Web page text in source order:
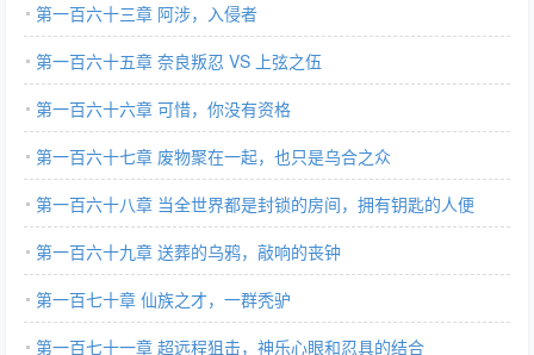
第一百六十三章 阿涉，入侵者
第一百六十五章 奈良叛忍 VS 上弦之伍
第一百六十六章 可惜，你没有资格
第一百六十七章 废物聚在一起，也只是乌合之众
第一百六十八章 当全世界都是封锁的房间，拥有钥匙的人便
是‘王’
第一百六十九章 送葬的乌鸦，敲响的丧钟
第一百七十章 仙族之才，一群秃驴
第一百七十一章 超远程狙击，神乐心眼和忍具的结合